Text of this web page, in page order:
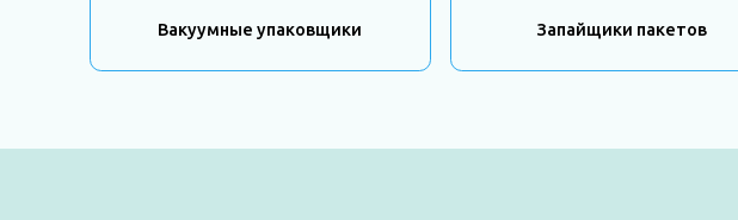
Вакуумные упаковщики Запайщики пакетов